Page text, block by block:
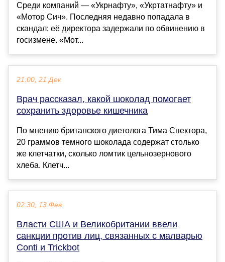
Среди компаний — «Укрнафту», «Укртатнафту» и
«Мотор Сич». Последняя недавно попадала в
скандал: её директора задержали по обвинению в
госизмене. «Мот...
21:00, 21 Дек
Врач рассказал, какой шоколад помогает
сохранить здоровье кишечника
По мнению британского диетолога Тима Спектора,
20 граммов темного шоколада содержат столько
же клетчатки, сколько ломтик цельнозернового
хлеба. Клетч...
02:30, 13 Фев
Власти США и Великобритании ввели
санкции против лиц, связанных с малварью
Conti и Trickbot